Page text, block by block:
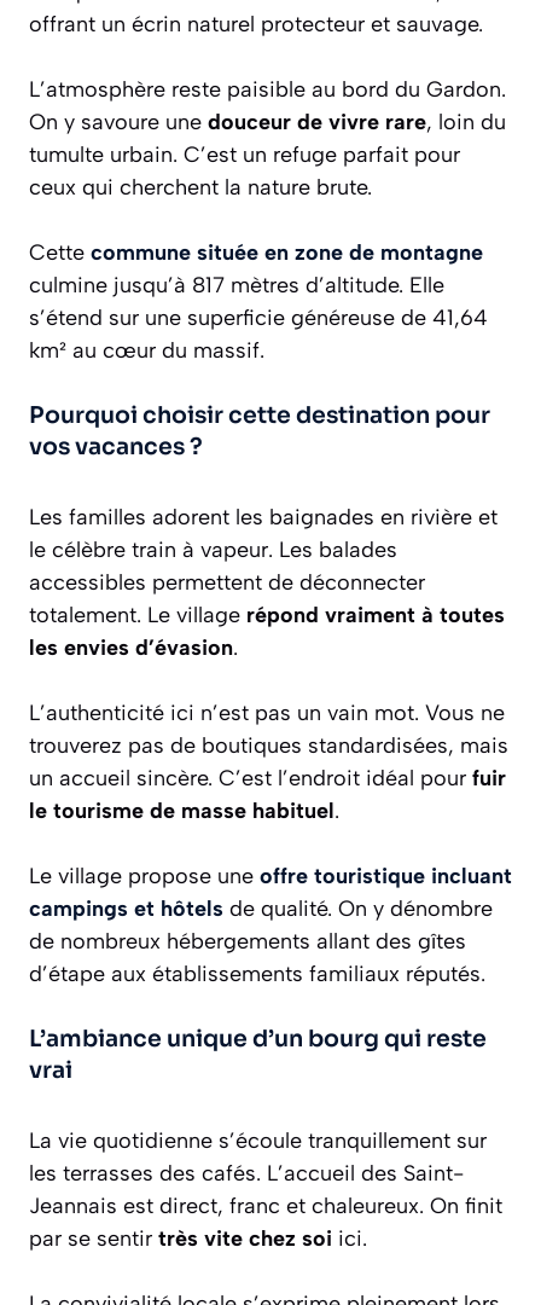
offrant un écrin naturel protecteur et sauvage.
L’atmosphère reste paisible au bord du Gardon.
On y savoure une douceur de vivre rare, loin du
tumulte urbain. C’est un refuge parfait pour
ceux qui cherchent la nature brute.
Cette commune située en zone de montagne
culmine jusqu’à 817 mètres d’altitude. Elle
s’étend sur une superficie généreuse de 41,64
km² au cœur du massif.
Pourquoi choisir cette destination pour
vos vacances ?
Les familles adorent les baignades en rivière et
le célèbre train à vapeur. Les balades
accessibles permettent de déconnecter
totalement. Le village répond vraiment à toutes
les envies d’évasion.
L’authenticité ici n’est pas un vain mot. Vous ne
trouverez pas de boutiques standardisées, mais
un accueil sincère. C’est l’endroit idéal pour fuir
le tourisme de masse habituel.
Le village propose une offre touristique incluant
campings et hôtels de qualité. On y dénombre
de nombreux hébergements allant des gîtes
d’étape aux établissements familiaux réputés.
L’ambiance unique d’un bourg qui reste
vrai
La vie quotidienne s’écoule tranquillement sur
les terrasses des cafés. L’accueil des Saint-
Jeannais est direct, franc et chaleureux. On finit
par se sentir très vite chez soi ici.